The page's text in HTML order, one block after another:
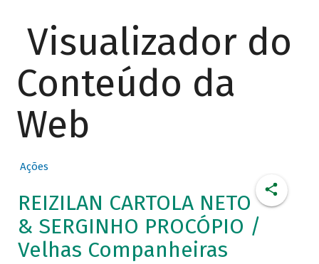
Visualizador do
Conteúdo da
Web
Ações
REIZILAN CARTOLA NETO
& SERGINHO PROCÓPIO /
Velhas Companheiras